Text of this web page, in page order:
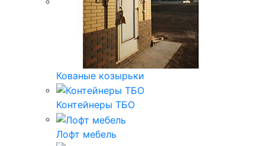
Кованые козырьки
Контейнеры ТБО
Лофт мебель